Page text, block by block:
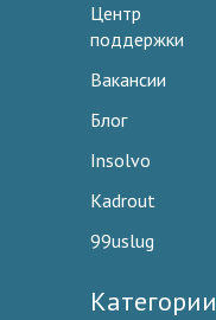
Центр
поддержки
Вакансии
Блог
Insolvo
Kadrout
99uslug
Категории